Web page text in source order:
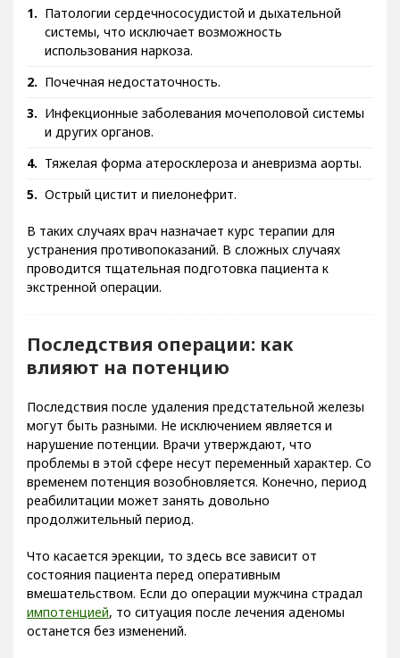
Патологии сердечнососудистой и дыхательной
системы, что исключает возможность
использования наркоза.
Почечная недостаточность.
Инфекционные заболевания мочеполовой системы
и других органов.
Тяжелая форма атеросклероза и аневризма аорты.
Острый цистит и пиелонефрит.
В таких случаях врач назначает курс терапии для
устранения противопоказаний. В сложных случаях
проводится тщательная подготовка пациента к
экстренной операции.
Последствия операции: как
влияют на потенцию
Последствия после удаления предстательной железы
могут быть разными. Не исключением является и
нарушение потенции. Врачи утверждают, что
проблемы в этой сфере несут переменный характер. Со
временем потенция возобновляется. Конечно, период
реабилитации может занять довольно
продолжительный период.
Что касается эрекции, то здесь все зависит от
состояния пациента перед оперативным
вмешательством. Если до операции мужчина страдал
импотенцией, то ситуация после лечения аденомы
останется без изменений.